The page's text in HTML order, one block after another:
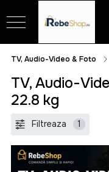
TV, Audio-Video & Foto
TV, Audio-
22.8 kg
Filtreaza 1